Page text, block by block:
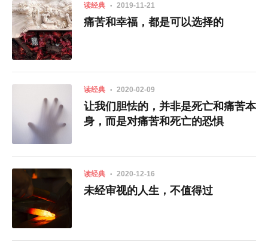
读经典 2019-11-21
痛苦和幸福，都是可以选择的
读经典 2020-02-09
让我们胆怯的，并非是死亡和痛苦本
身，而是对痛苦和死亡的恐惧
读经典 2020-12-16
未经审视的人生，不值得过